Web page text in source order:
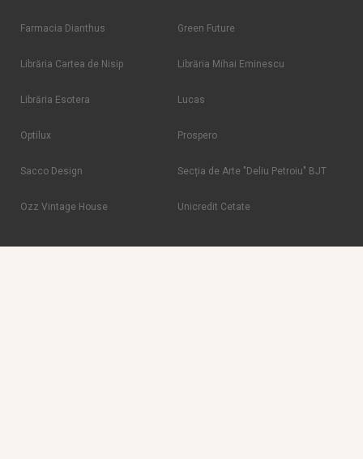
Farmacia Dianthus Green Future
Librăria Cartea de Nisip Librăria Mihai Eminescu
Librăria Esotera Lucas
Optilux Prospero
Sacco Design Secția de Arte "Deliu Petroiu" BJT
Ozz Vintage House Unicredit Cetate